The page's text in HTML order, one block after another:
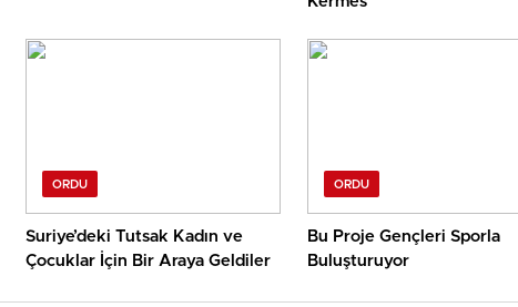
ORDU
Suriye’deki Tutsak Kadın ve
Çocuklar İçin Bir Araya Geldiler
ORDU
Bu Proje Gençleri Sporla
Buluşturuyor